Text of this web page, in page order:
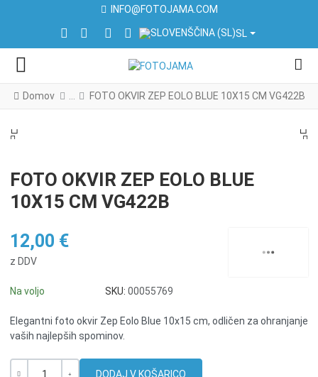
INFO@FOTOJAMA.COM
FACEBOOK SOCIAL LINK
INSTAGRAM SOCIAL LINK
LINKEDIN SOCIAL LINK
YOUTUBE SOCIAL LINK
IZBERITE VAŠ JEZIK
SL
Domov FOTO OKVIR ZEP EOLO BLUE 10X15 CM VG422B
FOTO OKVIR ZEP EOLO BLUE
10X15 CM VG422B
12,00 €
z DDV
Na voljo SKU: 00055769
Elegantni foto okvir Zep Eolo Blue 10x15 cm, odličen za ohranjanje
vaših najlepših spominov.